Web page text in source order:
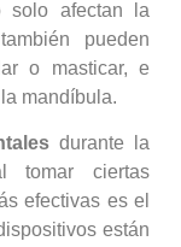
solo afectan la
pueden
o masticar, e
mandíbula.
durante la
tomar ciertas
efectivas es el
están